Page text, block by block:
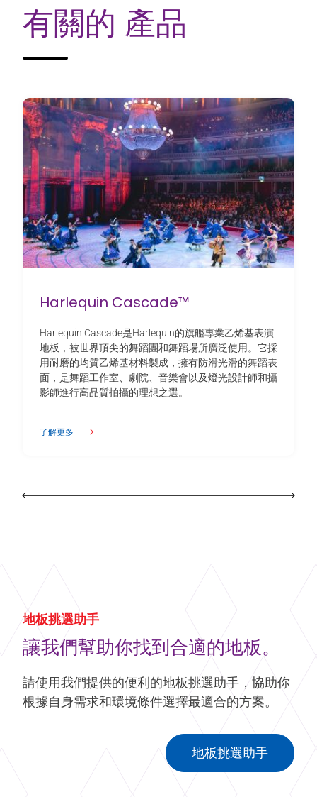
有關的 產品
Harlequin Cascade™
Harlequin Cascade是Harlequin的旗艦專業乙烯基表演
地板，被世界頂尖的舞蹈團和舞蹈場所廣泛使用。它採
用耐磨的均質乙烯基材料製成，擁有防滑光滑的舞蹈表
面，是舞蹈工作室、劇院、音樂會以及燈光設計師和攝
影師進行高品質拍攝的理想之選。
了解更多
關於 Harlequin Cascade™
地板挑選助手
讓我們幫助你找到合適的地板。
請使用我們提供的便利的地板挑選助手，協助你
根據自身需求和環境條件選擇最適合的方案。
地板挑選助手